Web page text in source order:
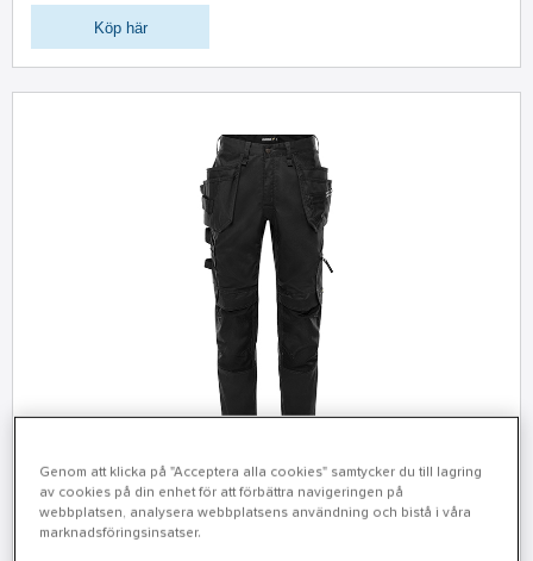
Köp här
Midjebyxa 2900 GWM Green Alnaryd
Bekväma arbetsbyxor, delvis av återvunnen polyester
Genom att klicka på "Acceptera alla cookies" samtycker du till lagring
av cookies på din enhet för att förbättra navigeringen på
webbplatsen, analysera webbplatsens användning och bistå i våra
marknadsföringsinsatser.